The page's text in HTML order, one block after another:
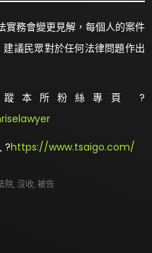
實務會變更見解，每個人的案件
議民眾對於任何法律問題作出
本所粉絲專頁 ?
?https://www.tsaigo.com/
院, 沒收,被告